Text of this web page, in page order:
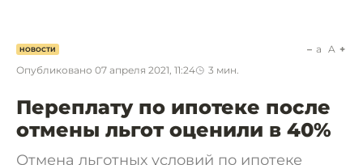
НОВОСТИ
Опубликовано 07 апреля 2021, 11:24 3 мин.
a A
Переплату по ипотеке после
отмены льгот оценили в 40%
Отмена льготных условий по ипотеке